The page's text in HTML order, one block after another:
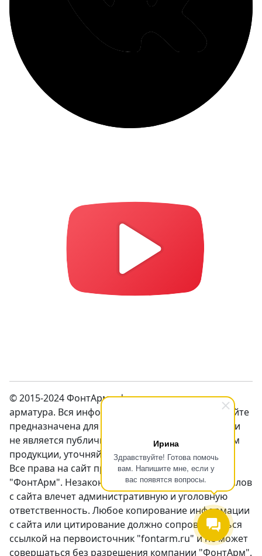
Ирина
Здравствуйте! Готова помочь
вам. Напишите мне, если у
вас появятся вопросы.
© 2015-2024 ФонтАрм – фонтанная устьевая
арматура. Вся информация предсталенная на сайте
предназначена для ознакомления с продукцией и
не является публичной оффертой. Перед заказом
продукции, уточняйте цены у менеджеров.
Все права на сайт принадлежат компании
"ФонтАрм". Незаконное использование материалов
с сайта влечет административную и уголовную
ответственность. Любое копирование информации
с сайта или цитирование должно сопровождаться
ссылкой на первоисточник "fontarm.ru" и не может
совершаться без разрешения компании "ФонтАрм".